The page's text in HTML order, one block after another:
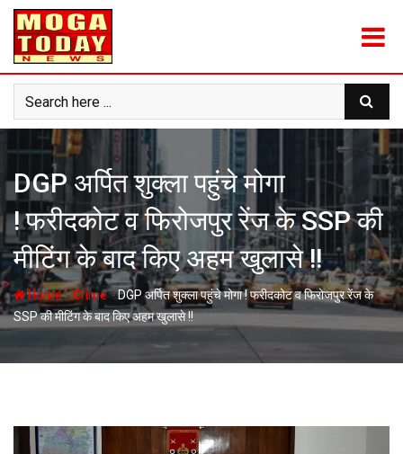
Skip
content
DGP अर्पित शुक्ला पहुंचे मोगा
! फरीदकोट व फिरोजपुर रेंज के SSP की
मीटिंग के बाद किए अहम खुलासे !!
Home-Crime-DGP अर्पित शुक्ला पहुंचे मोगा ! फरीदकोट व फिरोजपुर रेंज के
SSP की मीटिंग के बाद किए अहम खुलासे !!